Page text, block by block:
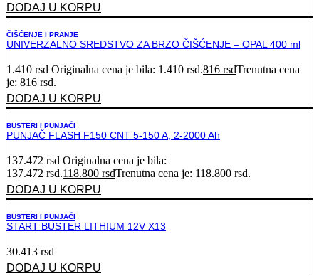
DODAJ U KORPU
ČIŠĆENJE I PRANJE
UNIVERZALNO SREDSTVO ZA BRZO ČIŠĆENJE – OPAL 400 ml
1.410rsd Originalna cena je bila: 1.410 rsd.816 rsdTrenutna cena
je: 816 rsd.
DODAJ U KORPU
BUSTERI I PUNJAČI
PUNJAČ FLASH F150 CNT 5-150 A, 2-2000 Ah
137.472rsd Originalna cena je bila:
137.472 rsd.118.800 rsdTrenutna cena je: 118.800 rsd.
DODAJ U KORPU
BUSTERI I PUNJAČI
START BUSTER LITHIUM 12V X13
30.413 rsd
DODAJ U KORPU